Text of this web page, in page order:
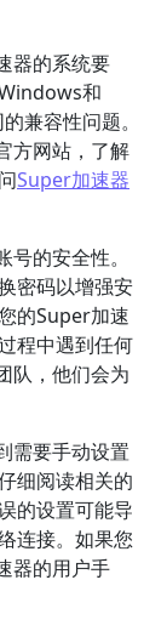
器的系统要
和
兼容性问题。
方网站，了解
Super加速器
的安全性。
密码以增强安
的Super加速
程中遇到任何
队，他们会为
需要手动设置
细阅读相关的
的设置可能导
连接。如果您
器的用户手